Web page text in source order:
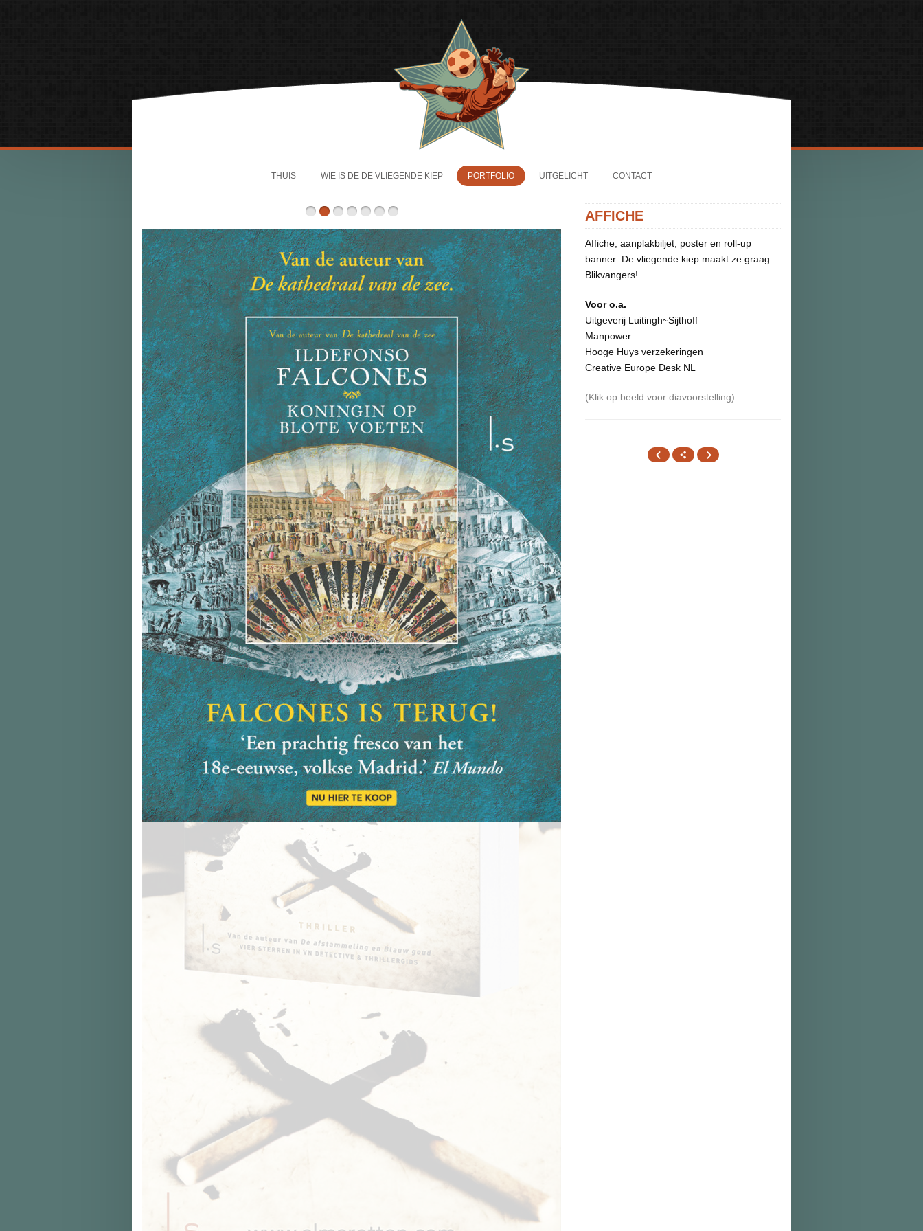
THUIS WIE IS DE DE VLIEGENDE KIEP PORTFOLIO UITGELICHT CONTACT
AFFICHE
Affiche, aanplakbiljet, poster en roll-up
banner: De vliegende kiep maakt ze graag.
Blikvangers!
Voor o.a.
Uitgeverij Luitingh~Sijthoff
Manpower
Hooge Huys verzekeringen
Creative Europe Desk NL
(Klik op beeld voor diavoorstelling)
© Copyright 2026 |De Vliegende Kiep